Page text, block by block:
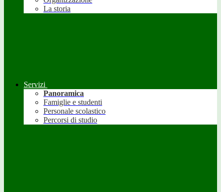
La storia
Servizi
Panoramica
Famiglie e studenti
Personale scolastico
Percorsi di studio